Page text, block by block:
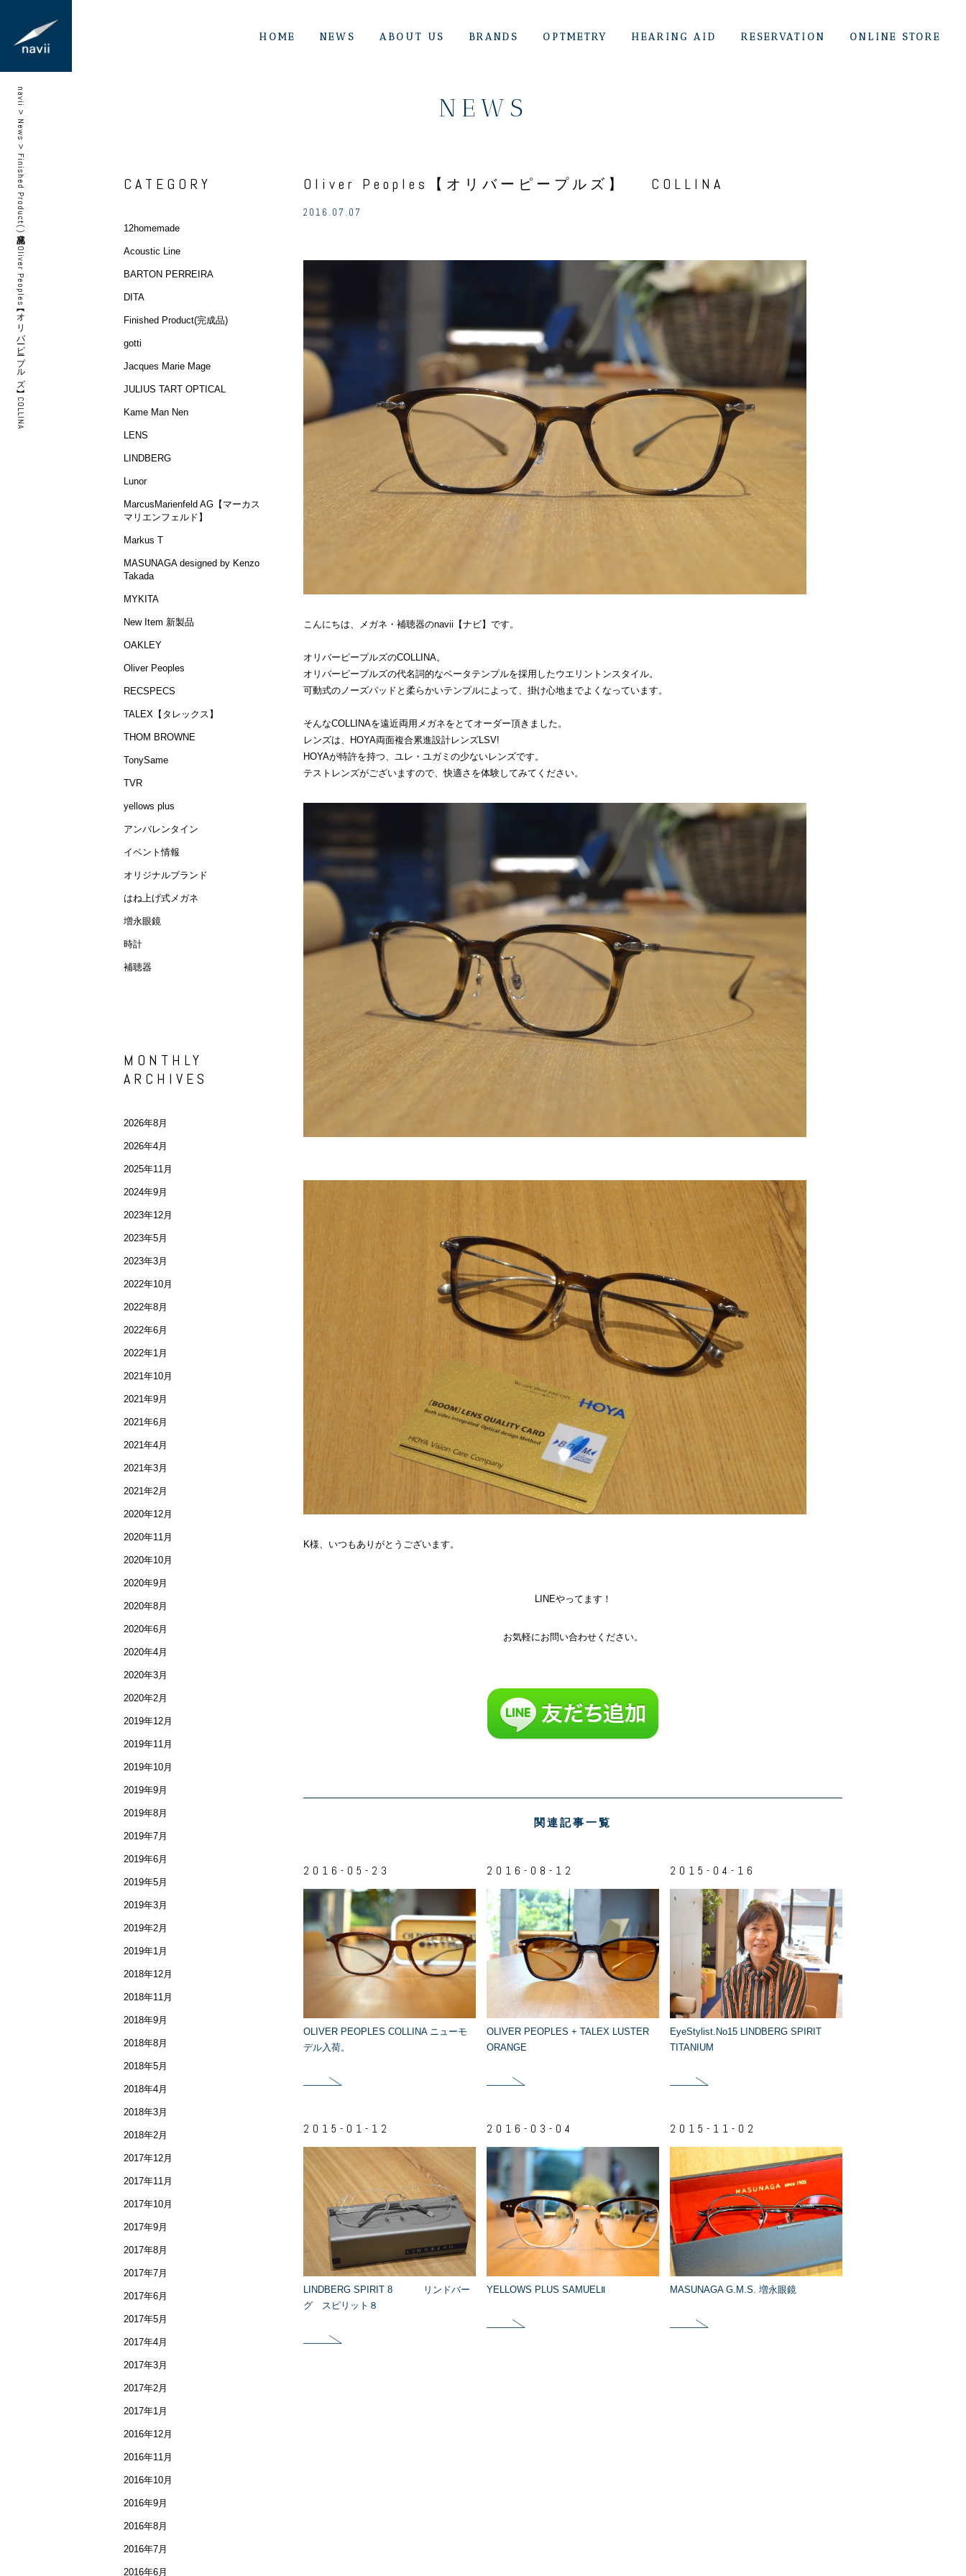
HOME NEWS ABOUT US BRANDS OPTMETRY HEARING AID RESERVATION ONLINE STORE
navii
>
News
>
Finished Product(完成品)
>
Oliver Peoples【オリバーピープルズ】 COLLINA
NEWS
Oliver Peoples【オリバーピープルズ】 COLLINA
2016.07.07
こんにちは、メガネ・補聴器のnavii【ナビ】です。
オリバーピープルズのCOLLINA。
オリバーピープルズの代名詞的なベータテンプルを採用したウエリントンスタイル。
可動式のノーズパッドと柔らかいテンプルによって、掛け心地までよくなっています。
そんなCOLLINAを遠近両用メガネをとてオーダー頂きました。
レンズは、HOYA両面複合累進設計レンズLSV!
HOYAが特許を持つ、ユレ・ユガミの少ないレンズです。
テストレンズがございますので、快適さを体験してみてください。
K様、いつもありがとうございます。
LINEやってます！
お気軽にお問い合わせください。
関連記事一覧
2016-05-23
OLIVER PEOPLES COLLINA ニューモ
デル入荷。
2016-08-12
OLIVER PEOPLES + TALEX LUSTER
ORANGE
2015-04-16
EyeStylist.No15 LINDBERG SPIRIT
TITANIUM
2015-01-12
LINDBERG SPIRIT 8 リンドバー
グ スピリット８
2016-03-04
YELLOWS PLUS SAMUELⅡ
2015-11-02
MASUNAGA G.M.S. 増永眼鏡
CATEGORY
12homemade
Acoustic Line
BARTON PERREIRA
DITA
Finished Product(完成品)
gotti
Jacques Marie Mage
JULIUS TART OPTICAL
Kame Man Nen
LENS
LINDBERG
Lunor
MarcusMarienfeld AG【マーカス
マリエンフェルド】
Markus T
MASUNAGA designed by Kenzo
Takada
MYKITA
New Item 新製品
OAKLEY
Oliver Peoples
RECSPECS
TALEX【タレックス】
THOM BROWNE
TonySame
TVR
yellows plus
アンバレンタイン
イベント情報
オリジナルブランド
はね上げ式メガネ
増永眼鏡
時計
補聴器
MONTHLY
ARCHIVES
2026年8月
2026年4月
2025年11月
2024年9月
2023年12月
2023年5月
2023年3月
2022年10月
2022年8月
2022年6月
2022年1月
2021年10月
2021年9月
2021年6月
2021年4月
2021年3月
2021年2月
2020年12月
2020年11月
2020年10月
2020年9月
2020年8月
2020年6月
2020年4月
2020年3月
2020年2月
2019年12月
2019年11月
2019年10月
2019年9月
2019年8月
2019年7月
2019年6月
2019年5月
2019年3月
2019年2月
2019年1月
2018年12月
2018年11月
2018年9月
2018年8月
2018年5月
2018年4月
2018年3月
2018年2月
2017年12月
2017年11月
2017年10月
2017年9月
2017年8月
2017年7月
2017年6月
2017年5月
2017年4月
2017年3月
2017年2月
2017年1月
2016年12月
2016年11月
2016年10月
2016年9月
2016年8月
2016年7月
2016年6月